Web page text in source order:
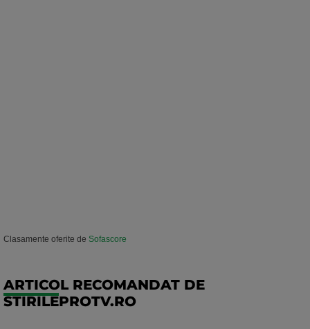
Clasamente oferite de Sofascore
ARTICOL RECOMANDAT DE
STIRILEPROTV.RO